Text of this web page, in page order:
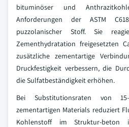
bituminöser und
Anforderungen der ASTM
puzzolanischer Stoff. Sie
Zementhydratation freigesetzten
zusätzliche zementartige
Druckfestigkeit verbessern, die
die Sulfatbeständigkeit erhöhen.
Bei Substitutionsraten von
zementartigen Materials reduziert
Kohlenstoff im Struktur-beton